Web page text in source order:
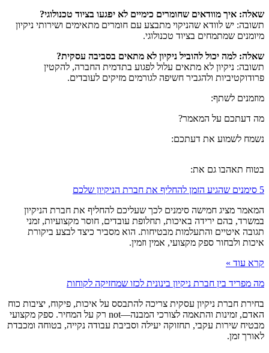
שאלה: איך מוודאים שחומרים כימיים לא יפגעו בציוד טכנולוגי?
תשובה: יש לוודא שהניקוי מתבצע עם חומרים מתאימים ושירותי ניקיון
מיומנים שמתמחים בציוד טכנולוגי.
שאלה: למה יכול להוביל ניקיון לא מתאים בסביבה עסקית?
תשובה: ניקיון לא מתאים עלול לפגוע בתדמית החברה, להקטין
פרודוקטיביות ולהגביר חשיפה לגורמים מזיקים לעובדים.
מוזמנים לשתף:
מה דעתכם על המאמר?
נשמח לשמוע את דעתכם:
בטוח תאהבו גם את:
5 סימנים שהגיע הזמן להחליף את חברת הניקיון שלכם
המאמר מציג חמישה סימנים לכך שעליכם להחליף את חברת הניקיון
במשרד, בהם ירידה באיכות, תחלופת עובדים, חוסר מקצועיות, זמני
תגובה איטיים והתעלמות מבטיחות. הוא מסביר כיצד לבצע ביקורת
איכות ולבחור ספק מקצועי, אמין וזמין.
קרא עוד »
מה מפריד בין חברת ניקיון בינונית לכזו שמחזיקה לקוחות
בחירת חברת ניקיון עסקית צריכה להתבסס על איכות, פיקוח, יציבות כוח
האדם, זמינות והתאמה לצורכי המבנה—not רק על המחיר. ספק מקצועי
מבטיח שירות עקבי, תחזוקה יעילה וסביבת עבודה נקייה, בטוחה ומכבדת
לאורך זמן.